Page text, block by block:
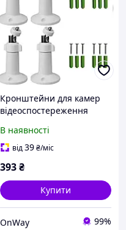
Кронштейни для камер
відеоспостереження
білі настінні 360 градусів
поворот нахил 90
В наявності
від39₴/міс
393₴
Купити
OnWay 99%